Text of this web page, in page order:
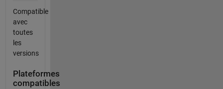
Compatible
avec
toutes
les
versions
Plateformes
compatibles